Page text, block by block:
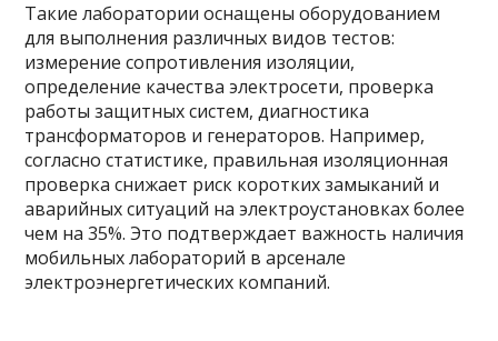
Такие лаборатории оснащены оборудованием
для выполнения различных видов тестов:
измерение сопротивления изоляции,
определение качества электросети, проверка
работы защитных систем, диагностика
трансформаторов и генераторов. Например,
согласно статистике, правильная изоляционная
проверка снижает риск коротких замыканий и
аварийных ситуаций на электроустановках более
чем на 35%. Это подтверждает важность наличия
мобильных лабораторий в арсенале
электроэнергетических компаний.